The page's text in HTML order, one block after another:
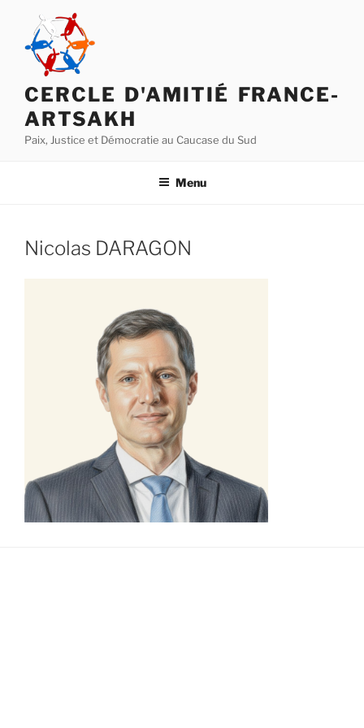
contenu
principal
CERCLE D'AMITIÉ FRANCE-
ARTSAKH
Paix, Justice et Démocratie au Caucase du Sud
Menu
Nicolas DARAGON